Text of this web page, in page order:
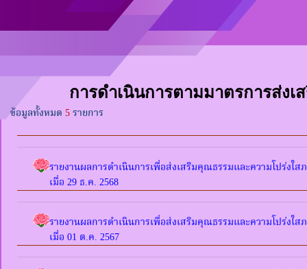
การดำเนินการตามมาตรการส่ง
ข้อมูลทั้งหมด 5รายการ
รายงานผลการดำเนินการเพื่อส่งเสริมคุณธรรมและความโปร่งใ
เมื่อ 29 ธ.ค. 2568
รายงานผลการดำเนินการเพื่อส่งเสริมคุณธรรมและความโปร่งใ
เมื่อ 01 ต.ค. 2567